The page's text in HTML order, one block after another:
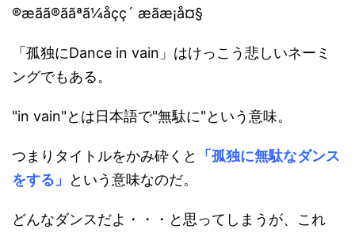
「孤独にDance in vain」はけっこう悲しいネーミ
ングでもある。
"in vain"とは日本語で"無駄に"という意味。
つまりタイトルをかみ砕くと
「孤独に無駄なダンス
をする」
という意味なのだ。
どんなダンスだよ・・・と思ってしまうが、これ